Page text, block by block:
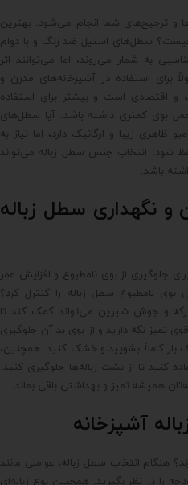
و ترجیح‌های شما انجام می‌شود. بهترین
چیست؟ سطل‌های استیل ضد زنگ و با دوام
به شمار می‌روند، اما می‌توانند اثر
برای استفاده در آشپزخانه‌های مدرن و
است و بیشتر برای استفاده
بوی کمتری داشته باشد. آیا سطل‌های
ظاهری زیبا و ارگانیک دارد، اما نیاز به
شود. انتخاب جنس سطل زباله می‌تواند
باشد.
و نگهداری سطل زباله
جلوگیری از بوی نامطبوع و افزایش عمر
نامطبوع سطل زباله را کنترل کرد؟
و جوش شیرین می‌تواند کمک کند تا
تمیز نگه دارید و از بوی بد آن جلوگیری
بار کاملاً بشویید و خشک کنید. همچنین،
کنید تا از نشت زباله‌ها جلوگیری کنید.
همیشه تمیز و بهداشتی باقی بماند.
آشپزخانه
هنگام انتخاب سطل زباله، عواملی مانند
را در نظر بگیرید. همچنین نوع زباله‌ای